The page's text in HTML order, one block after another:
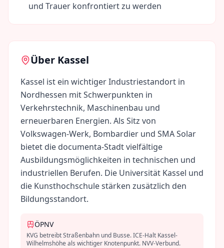
und Trauer konfrontiert zu werden
Über Kassel
Kassel ist ein wichtiger Industriestandort in
Nordhessen mit Schwerpunkten in
Verkehrstechnik, Maschinenbau und
erneuerbaren Energien. Als Sitz von
Volkswagen-Werk, Bombardier und SMA Solar
bietet die documenta-Stadt vielfältige
Ausbildungsmöglichkeiten in technischen und
industriellen Berufen. Die Universität Kassel und
die Kunsthochschule stärken zusätzlich den
Bildungsstandort.
ÖPNV
KVG betreibt Straßenbahn und Busse. ICE-Halt Kassel-
Wilhelmshöhe als wichtiger Knotenpunkt. NVV-Verbund.